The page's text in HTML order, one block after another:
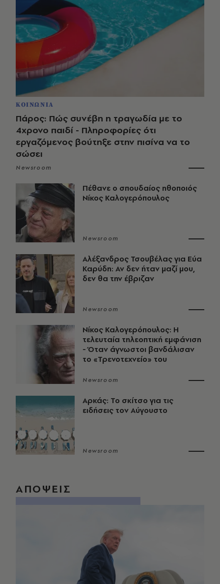
ΚΟΙΝΩΝΙΑ
Πάρος: Πώς συνέβη η τραγωδία με το
4χρονο παιδί - Πληροφορίες ότι
εργαζόμενος βούτηξε στην πισίνα να το
σώσει
Newsroom
Πέθανε ο σπουδαίος ηθοποιός
Νίκος Καλογερόπουλος
Newsroom
Αλέξανδρος Τσουβέλας για Εύα
Καρύδη: Αν δεν ήταν μαζί μου,
δεν θα την έβριζαν
Newsroom
Νίκος Καλογερόπουλος: Η
τελευταία τηλεοπτική εμφάνιση
- Όταν άγνωστοι βανδάλισαν
το «Τρενοτεχνείο» του
Newsroom
Αρκάς: Το σκίτσο για τις
ειδήσεις τον Αύγουστο
Newsroom
ΑΠΟΨΕΙΣ